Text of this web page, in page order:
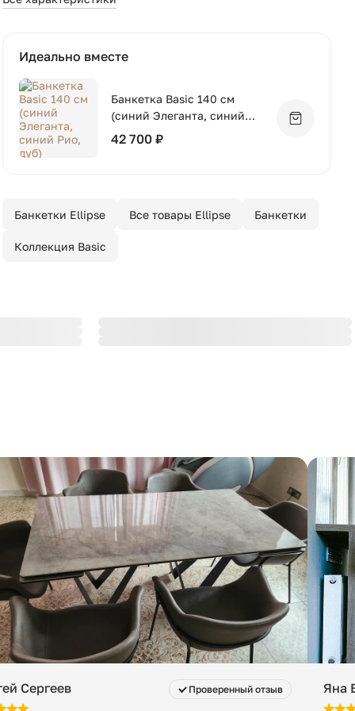
Идеально вместе
Банкетка Basic 140 см
(синий Элеганта, синий
Рио, дуб)
42 700 ₽
Добавить
Банкетки Ellipse Все товары Ellipse Банкетки
Коллекция Basic
Сергеев Проверенный отзыв Яна